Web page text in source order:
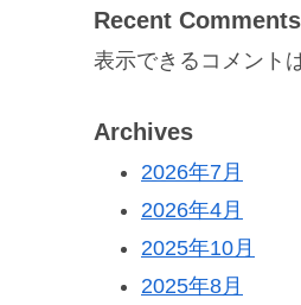
Recent Comments
表示できるコメント
Archives
2026年7月
2026年4月
2025年10月
2025年8月